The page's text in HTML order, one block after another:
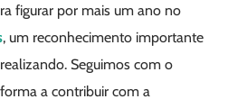
figurar por mais um ano no
, um reconhecimento importante
Seguimos com o
a contribuir com a